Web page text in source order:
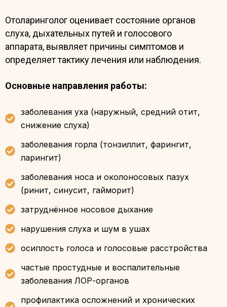
Отоларинголог оценивает состояние органов
слуха, дыхательных путей и голосового
аппарата, выявляет причины симптомов и
определяет тактику лечения или наблюдения.
Основные направления работы:
заболевания уха (наружный, средний отит,
снижение слуха)
заболевания горла (тонзиллит, фарингит,
ларингит)
заболевания носа и околоносовых пазух
(ринит, синусит, гайморит)
затруднённое носовое дыхание
нарушения слуха и шум в ушах
осиплость голоса и голосовые расстройства
частые простудные и воспалительные
заболевания ЛОР-органов
профилактика осложнений и хронических